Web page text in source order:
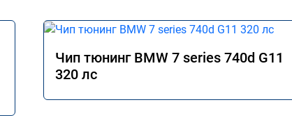
Чип тюнинг BMW 7 series 740d G11
320 лс